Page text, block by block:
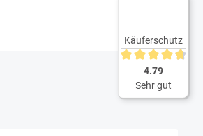
Käuferschutz
Durchschnittliche
4.79
Sehr gut